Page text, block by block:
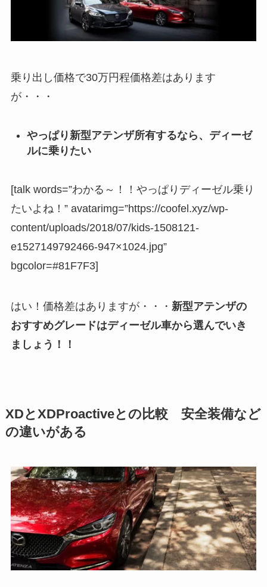
乗り出し価格で30万円程価格差はあります
が・・・
やっぱり新型アテンザ所有するなら、ディーゼ
ルに乗りたい
[talk words=”わかる～！！やっぱりディーゼル乗り
たいよね！” avatarimg=”https://coofel.xyz/wp-
content/uploads/2018/07/kids-1508121-
e1527149792466-947×1024.jpg”
bgcolor=#81F7F3]
はい！価格差はありますが・・・ 新型アテンザの
おすすめグレードはディーゼル車から選んでいき
ましょう！！
XDとXDProactiveとの比較 安全装備など
の違いがある